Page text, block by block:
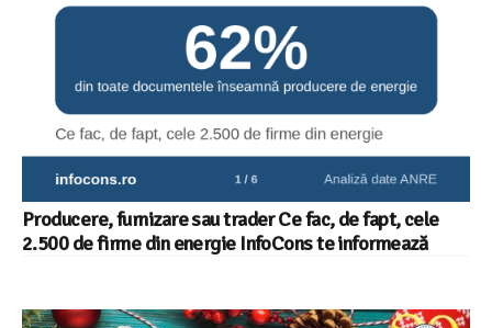
Producere, furnizare sau trader Ce fac, de fapt, cele
2.500 de firme din energie InfoCons te informează